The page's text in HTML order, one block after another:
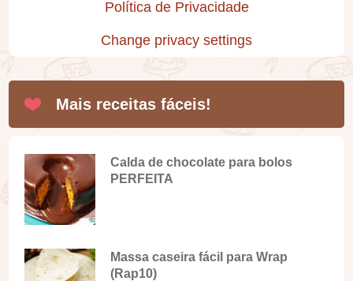
Política de Privacidade
Change privacy settings
Mais receitas fáceis!
Calda de chocolate para bolos
PERFEITA
Massa caseira fácil para Wrap
(Rap10)